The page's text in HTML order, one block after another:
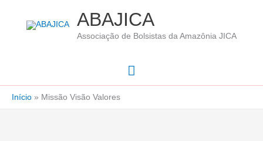
ABAJICA
Associação de Bolsistas da Amazônia JICA
Menu
Início Missão Visão Valores